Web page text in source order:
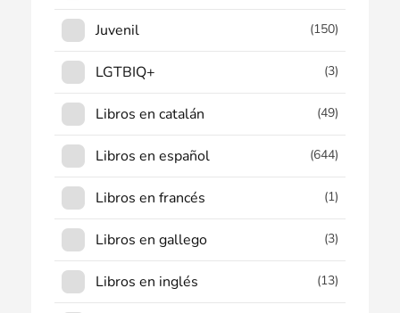
Juvenil (150)
LGTBIQ+ (3)
Libros en catalán (49)
Libros en español (644)
Libros en francés (1)
Libros en gallego (3)
Libros en inglés (13)